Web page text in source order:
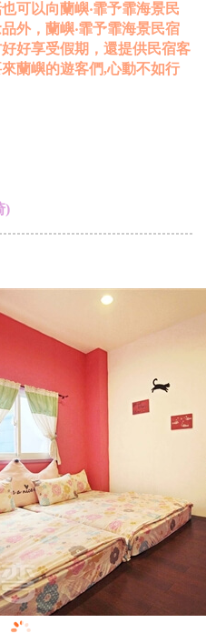
可以向蘭嶼‧霏予霏海景民
外，蘭嶼‧霏予霏海景民宿
好享受假期，還提供民宿客
蘭嶼的遊客們,心動不如行
)